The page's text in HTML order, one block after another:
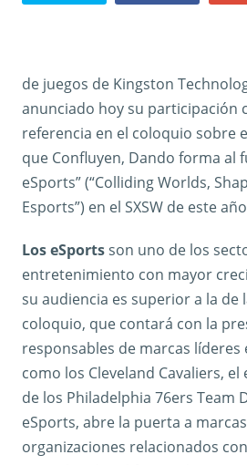
de juegos de Kingston
anunciado hoy su participación
referencia en el coloquio sobre
que Confluyen, Dando forma al
eSports” (“Colliding Worlds,
Esports”) en el SXSW de este
Los eSportsson uno de los
entretenimiento con mayor
su audiencia es superior a la de
coloquio, que contará con la
responsables de marcas líderes
como los Cleveland Cavaliers,
de los Philadelphia 76ers Team
eSports, abre la puerta a
organizaciones relacionados